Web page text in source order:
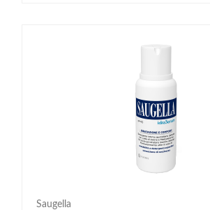
Saugella